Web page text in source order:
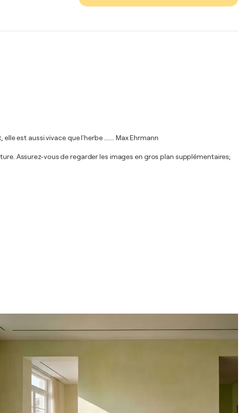
est aussi vivace que l'herbe ....... Max Ehrmann
Assurez-vous de regarder les images en gros plan supplémentaires;